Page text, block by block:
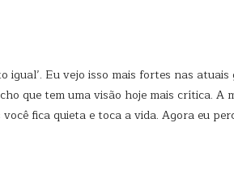
Eu vejo isso mais fortes nas atuais
que tem uma visão hoje mais crítica. A
fica quieta e toca a vida. Agora eu